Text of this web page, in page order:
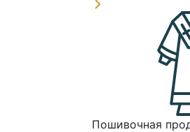
Пошивочная